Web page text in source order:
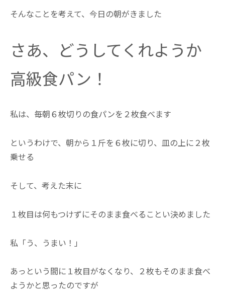
そんなことを考えて、今日の朝がきました
さあ、どうしてくれようか
高級食パン！
私は、毎朝６枚切りの食パンを２枚食べます
というわけで、朝から１斤を６枚に切り、皿の上に２枚
乗せる
そして、考えた末に
１枚目は何もつけずにそのまま食べることい決めました
私「う、うまい！」
あっという間に１枚目がなくなり、２枚もそのまま食べ
ようかと思ったのですが